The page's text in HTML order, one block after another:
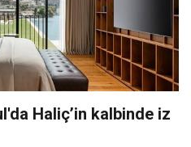
Haliç’in kalbinde iz